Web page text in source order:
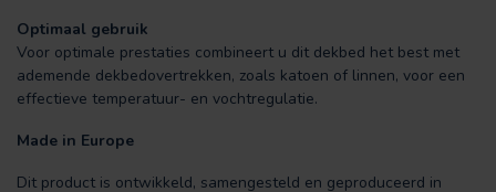
Optimaal gebruik
Voor optimale prestaties combineert u dit dekbed het best met
ademende dekbedovertrekken, zoals katoen of linnen, voor een
effectieve temperatuur- en vochtregulatie.
Made in Europe
Dit product is ontwikkeld, samengesteld en geproduceerd in